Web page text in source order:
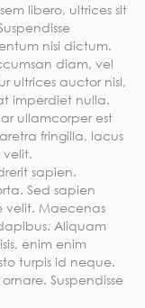
libero, ultrices sit
nisi dictum.
diam, vel
ultrices auctor nisl,
imperdiet nulla.
ullamcorper est
fringilla, lacus
sapien.
Sed sapien
velit. Maecenas
Aliquam
enim enim
turpis id neque.
Suspendisse